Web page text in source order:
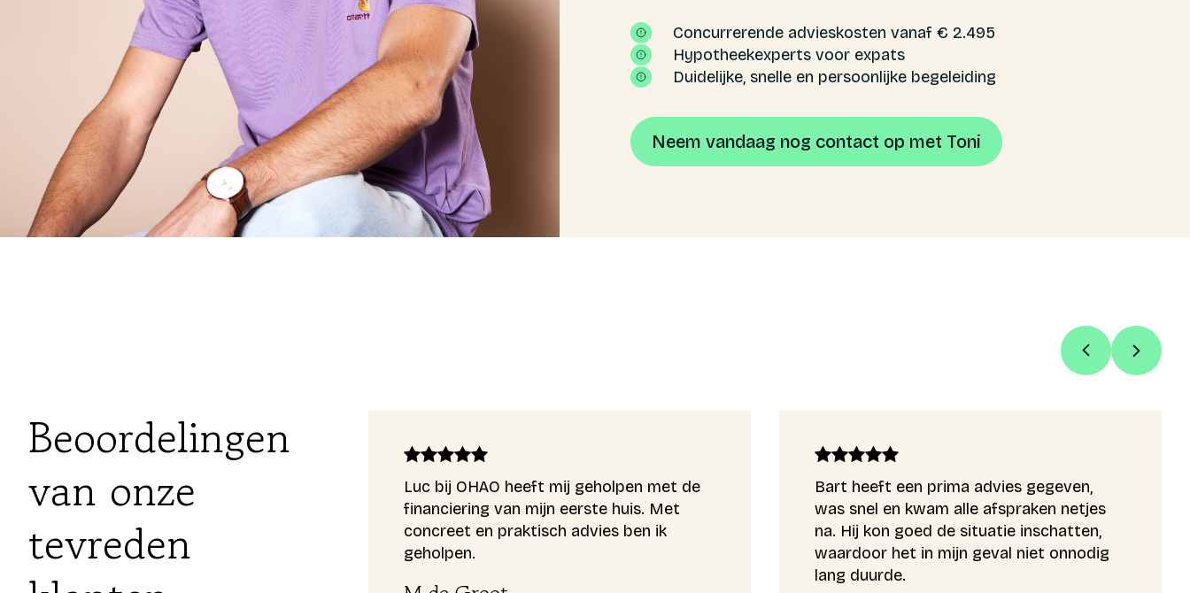
Concurrerende advieskosten vanaf € 2.495
Hypotheekexperts voor expats
Duidelijke, snelle en persoonlijke begeleiding
Neem vandaag nog contact op met Toni
Beoordelingen
van onze
tevreden
goed advies en fijne begeleiding bij
uitzoeken van een passende
Daarnaast ook zeer
bij alle onduidelijkheden
Luc bij OHAO heeft mij geholpen met de
financiering van mijn eerste huis. Met
concreet en praktisch advies ben ik
geholpen.
Bart heeft een prima advies gegeven,
was snel en kwam alle afspraken netjes
na. Hij kon goed de situatie inschatten,
waardoor het in mijn geval niet onnodig
lang duurde.